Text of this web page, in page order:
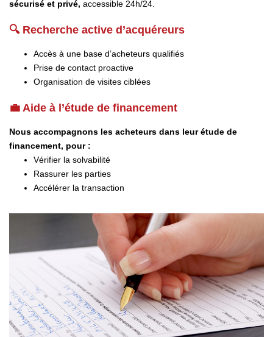
sécurisé et privé, accessible 24h/24.
🔍 Recherche active d’acquéreurs
Accès à une base d’acheteurs qualifiés
Prise de contact proactive
Organisation de visites ciblées
💼 Aide à l’étude de financement
Nous accompagnons les acheteurs dans leur étude de
financement, pour :
Vérifier la solvabilité
Rassurer les parties
Accélérer la transaction